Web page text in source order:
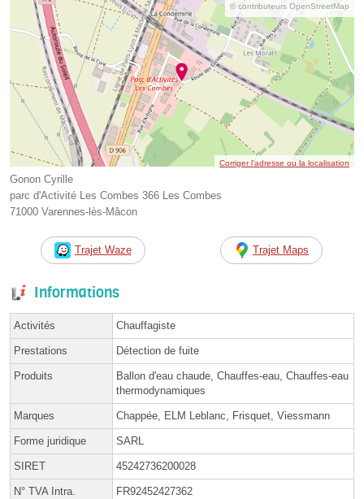
© contributeurs OpenStreetMap
Corriger l’adresse ou la localisation
Gonon Cyrille
parc d'Activité Les Combes 366 Les Combes
71000 Varennes-lès-Mâcon
Trajet Waze Trajet Maps
Informations
Activités Chauffagiste
Prestations Détection de fuite
Produits
Ballon d'eau chaude, Chauffes-eau, Chauffes-eau
thermodynamiques
Marques Chappée, ELM Leblanc, Frisquet, Viessmann
Forme juridique SARL
SIRET 45242736200028
N° TVA Intra. FR92452427362